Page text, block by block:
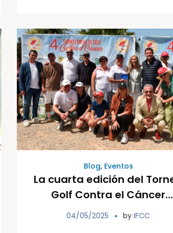
verano
Blog, Eventos
La cuarta edición del
Golf Contra el Cáncer
recauda 12.000 euros a
beneficio de Ibiza y
04/05/2025 byIFCC